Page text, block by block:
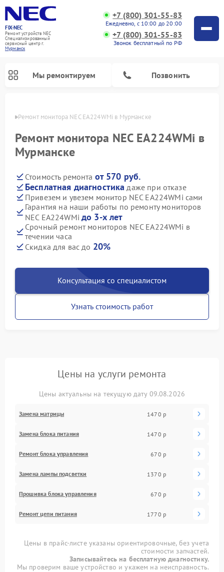
FIX-NEC
Ремонт устройств NEC
Специализированный
cервисный центр г.
Мурманск
+7 (800) 301-55-83
Ежедневно, с 10:00 до 20:00
+7 (800) 301-55-83
Звонок бесплатный по РФ
Мы ремонтируем Позвонить
Ремонт монитора NEC EA224WMi в Мурманске
Ремонт монитора NEC EA224WMi в
Мурманске
Стоимость ремонта от 570 руб.
Бесплатная диагностика даже при отказе
Привезем и увезем монитор NEC EA224WMi сами
Гарантия на наши работы по ремонту мониторов
NEC EA224WMi до 3-х лет
Срочный ремонт мониторов NEC EA224WMi в
течении часа
Скидка для вас до 20%
Консультация со специалистом
Узнать стоимость работ
Цены на услуги ремонта
Цены актуальны на текущую дату 09.08.2026
Замена матрицы 1470 р
Замена блока питания 1470 р
Ремонт блока управления 670 р
Замена лампы подсветки 1370 р
Прошивка блока управления 670 р
Ремонт цепи питания 1770 р
Цены в прайс-листе указаны ориентировочные, без учета
стоимости запчастей.
Записывайтесь на бесплатную диагностику.
Мы проверим ваше устройство и укажем на неисправность.